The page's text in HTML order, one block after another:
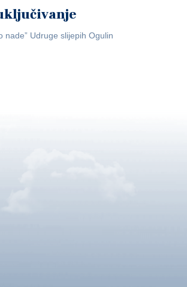
nade” Udruge slijepih Ogulin